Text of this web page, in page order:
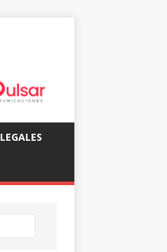
LEGALES